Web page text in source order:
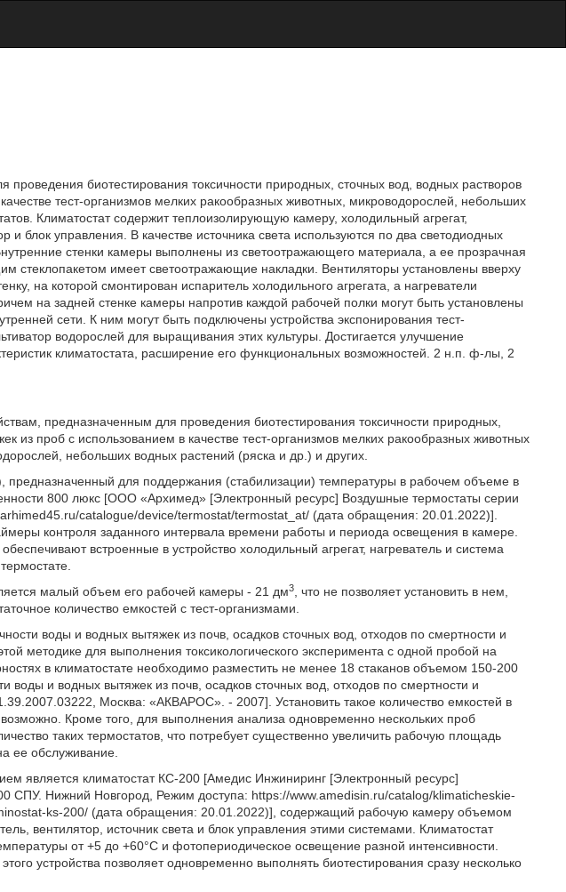
проведения биотестирования токсичности природных, сточных вод, водных растворов
тест-организмов мелких ракообразных животных, микроводорослей, небольших
Климатостат содержит теплоизолирующую камеру, холодильный агрегат,
и блок управления. В качестве источника света используются по два светодиодных
стенки камеры выполнены из светоотражающего материала, а ее прозрачная
стеклопакетом имеет светоотражающие накладки. Вентиляторы установлены вверху
на которой смонтирован испаритель холодильного агрегата, а нагреватели
на задней стенке камеры напротив каждой рабочей полки могут быть установлены
сети. К ним могут быть подключены устройства экспонирования тест-
водорослей для выращивания этих культуры. Достигается улучшение
климатостата, расширение его функциональных возможностей. 2 н.п. ф-лы, 2
предназначенным для проведения биотестирования токсичности природных,
из проб с использованием в качестве тест-организмов мелких ракообразных животных
небольших водных растений (ряска и др.) и других.
предназначенный для поддержания (стабилизации) температуры в рабочем объеме в
800 люкс [ООО «Архимед» [Электронный ресурс] Воздушные термостаты серии
catalogue/device/termostat/termostat_at/ (дата обращения: 20.01.2022)].
контроля заданного интервала времени работы и периода освещения в камере.
встроенные в устройство холодильный агрегат, нагреватель и система
малый объем его рабочей камеры - 21 дм3
, что не позволяет установить в нем,
количество емкостей с тест-организмами.
воды и водных вытяжек из почв, осадков сточных вод, отходов по смертности и
методике для выполнения токсикологического эксперимента с одной пробой на
в климатостате необходимо разместить не менее 18 стаканов объемом 150-200
воды и водных вытяжек из почв, осадков сточных вод, отходов по смертности и
Москва: «АКВАРОС». - 2007]. Установить такое количество емкостей в
Кроме того, для выполнения анализа одновременно нескольких проб
таких термостатов, что потребует существенно увеличить рабочую площадь
ее обслуживание.
является климатостат КС-200 [Амедис Инжиниринг [Электронный ресурс]
СПУ. Нижний Новгород, Режим доступа: https://www.amedisin.ru/catalog/klimaticheskie-
ks-200/ (дата обращения: 20.01.2022)], содержащий рабочую камеру объемом
вентилятор, источник света и блок управления этими системами. Климатостат
от +5 до +60°С и фотопериодическое освещение разной интенсивности.
устройства позволяет одновременно выполнять биотестирования сразу несколько